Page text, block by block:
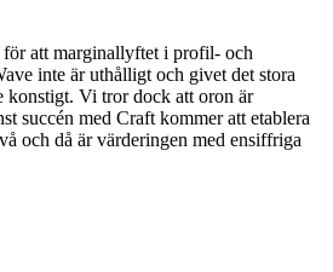
att marginallyftet i profil- och
inte är uthålligt och givet det stora
konstigt. Vi tror dock att oron är
succén med Craft kommer att etablera
och då är värderingen med ensiffriga